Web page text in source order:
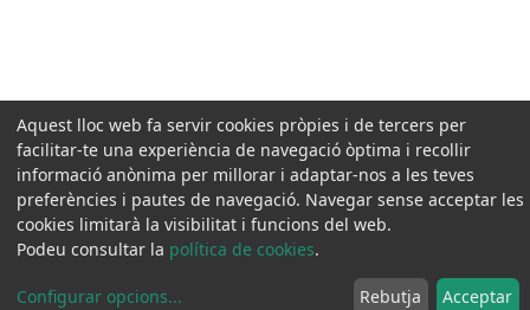
Aquest lloc web fa servir cookies pròpies i de tercers per
facilitar-te una experiència de navegació òptima i recollir
informació anònima per millorar i adaptar-nos a les teves
preferències i pautes de navegació. Navegar sense acceptar les
cookies limitarà la visibilitat i funcions del web.
Podeu consultar la política de cookies.
Configurar opcions... Rebutja Acceptar